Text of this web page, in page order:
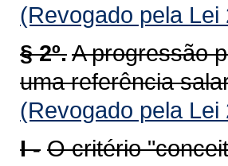
(Revogado pela
§ 2º.A progressão
uma referência
(Revogado pela
I - O critério